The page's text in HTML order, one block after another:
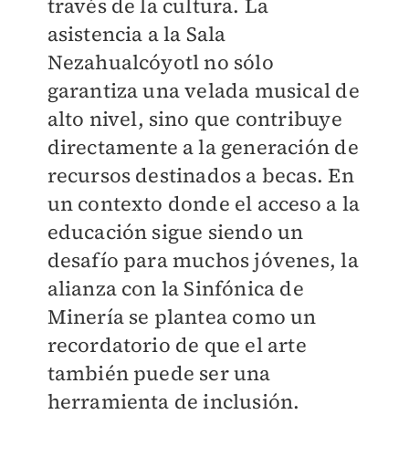
través de la cultura. La
asistencia a la Sala
Nezahualcóyotl no sólo
garantiza una velada musical de
alto nivel, sino que contribuye
directamente a la generación de
recursos destinados a becas. En
un contexto donde el acceso a la
educación sigue siendo un
desafío para muchos jóvenes, la
alianza con la Sinfónica de
Minería se plantea como un
recordatorio de que el arte
también puede ser una
herramienta de inclusión.